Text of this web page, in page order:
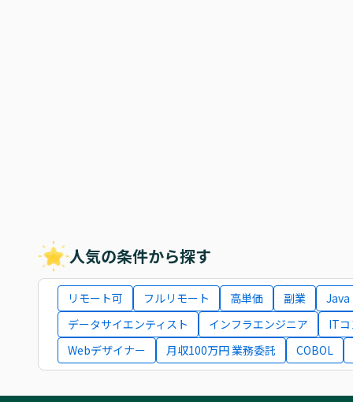
人気の条件から探す
リモート可 フルリモート 高単価 副業
Java
データサイエンティスト
インフラエンジニア
IT
Webデザイナー
月収100万円 業務委託 COBOL